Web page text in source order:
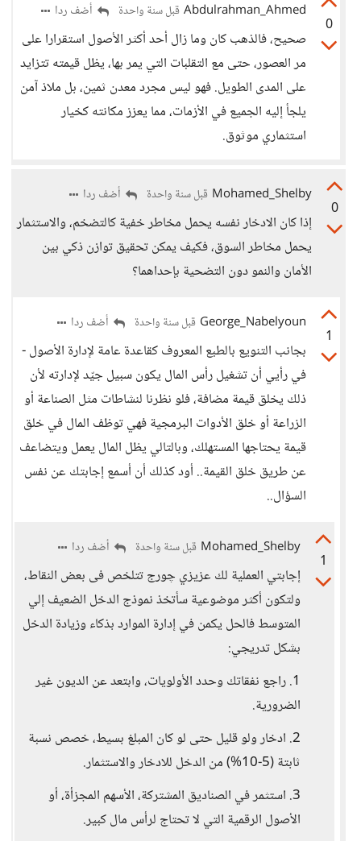
0
Abdulrahman_Ahmed قبل سنة واحدة أضف ردا
صحيح، فالذهب كان وما زال أحد أكثر الأصول استقرارا على
مر العصور، حتى مع التقلبات التي يمر بها، يظل قيمته تتزايد
على المدى الطويل. فهو ليس مجرد معدن ثمين، بل ملاذ آمن
يلجأ إليه الجميع في الأزمات، مما يعزز مكانته كخيار
استثماري موثوق.
0
Mohamed_Shelby قبل سنة واحدة أضف ردا
إذا كان الادخار نفسه يحمل مخاطر خفية كالتضخم، والاستثمار
يحمل مخاطر السوق، فكيف يمكن تحقيق توازن ذكي بين
الأمان والنمو دون التضحية بإحداهما؟
1
George_Nabelyoun قبل سنة واحدة أضف ردا
بجانب التنويع بالطبع المعروف كقاعدة عامة لإدارة الأصول -
في رأيي أن تشغيل رأس المال يكون سبيل جيّد لإدارته لأن
ذلك يخلق قيمة مضافة، فلو نظرنا لنشاطات مثل الصناعة أو
الزراعة أو خلق الأدوات البرمجية فهي توظف المال في خلق
قيمة يحتاجها المستهلك، وبالتالي يظل المال يعمل ويتضاعف
عن طريق خلق القيمة.. أود كذلك أن أسمع إجابتك عن نفس
السؤال..
1
Mohamed_Shelby قبل سنة واحدة أضف ردا
إجابتي العملية لك عزيزي چورج تتلخص فى بعض النقاط،
ولتكون أكثر موضوعية سأتخذ نموذج الدخل الضعيف إلي
المتوسط فالحل يكمن في إدارة الموارد بذكاء وزيادة الدخل
بشكل تدريجي:
1. راجع نفقاتك وحدد الأولويات، وابتعد عن الديون غير
الضرورية.
2. ادخار ولو قليل حتى لو كان المبلغ بسيط، خصص نسبة
ثابتة (5-10%) من الدخل للادخار والاستثمار.
3. استثمر في الصناديق المشتركة، الأسهم المجزأة، أو
الأصول الرقمية التي لا تحتاج لرأس مال كبير.